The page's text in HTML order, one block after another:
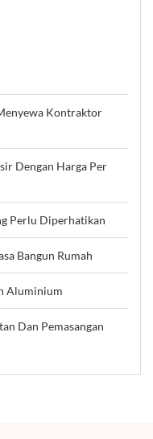
Kontraktor
Dengan Harga Per
Perlu Diperhatikan
Bangun Rumah
Aluminium
Dan Pemasangan